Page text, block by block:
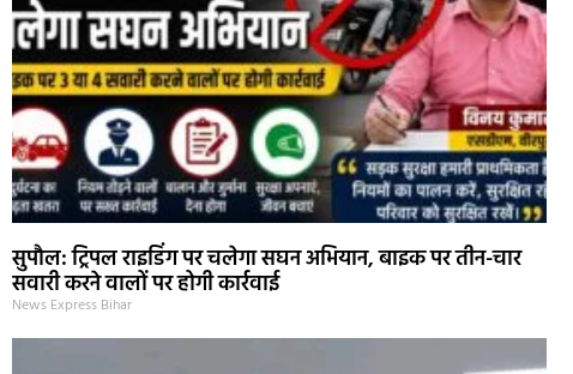
सुपौल: ट्रिपल राइडिंग पर चलेगा सघन अभियान, बाइक पर तीन-चार
सवारी करने वालों पर होगी कार्रवाई
News Express Bihar